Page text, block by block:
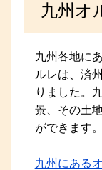
九州オ
九州各地に
ルレは、済
りました。
景、その土
ができます。
九州にある